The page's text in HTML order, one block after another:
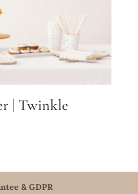
| Twinkle
& GDPR